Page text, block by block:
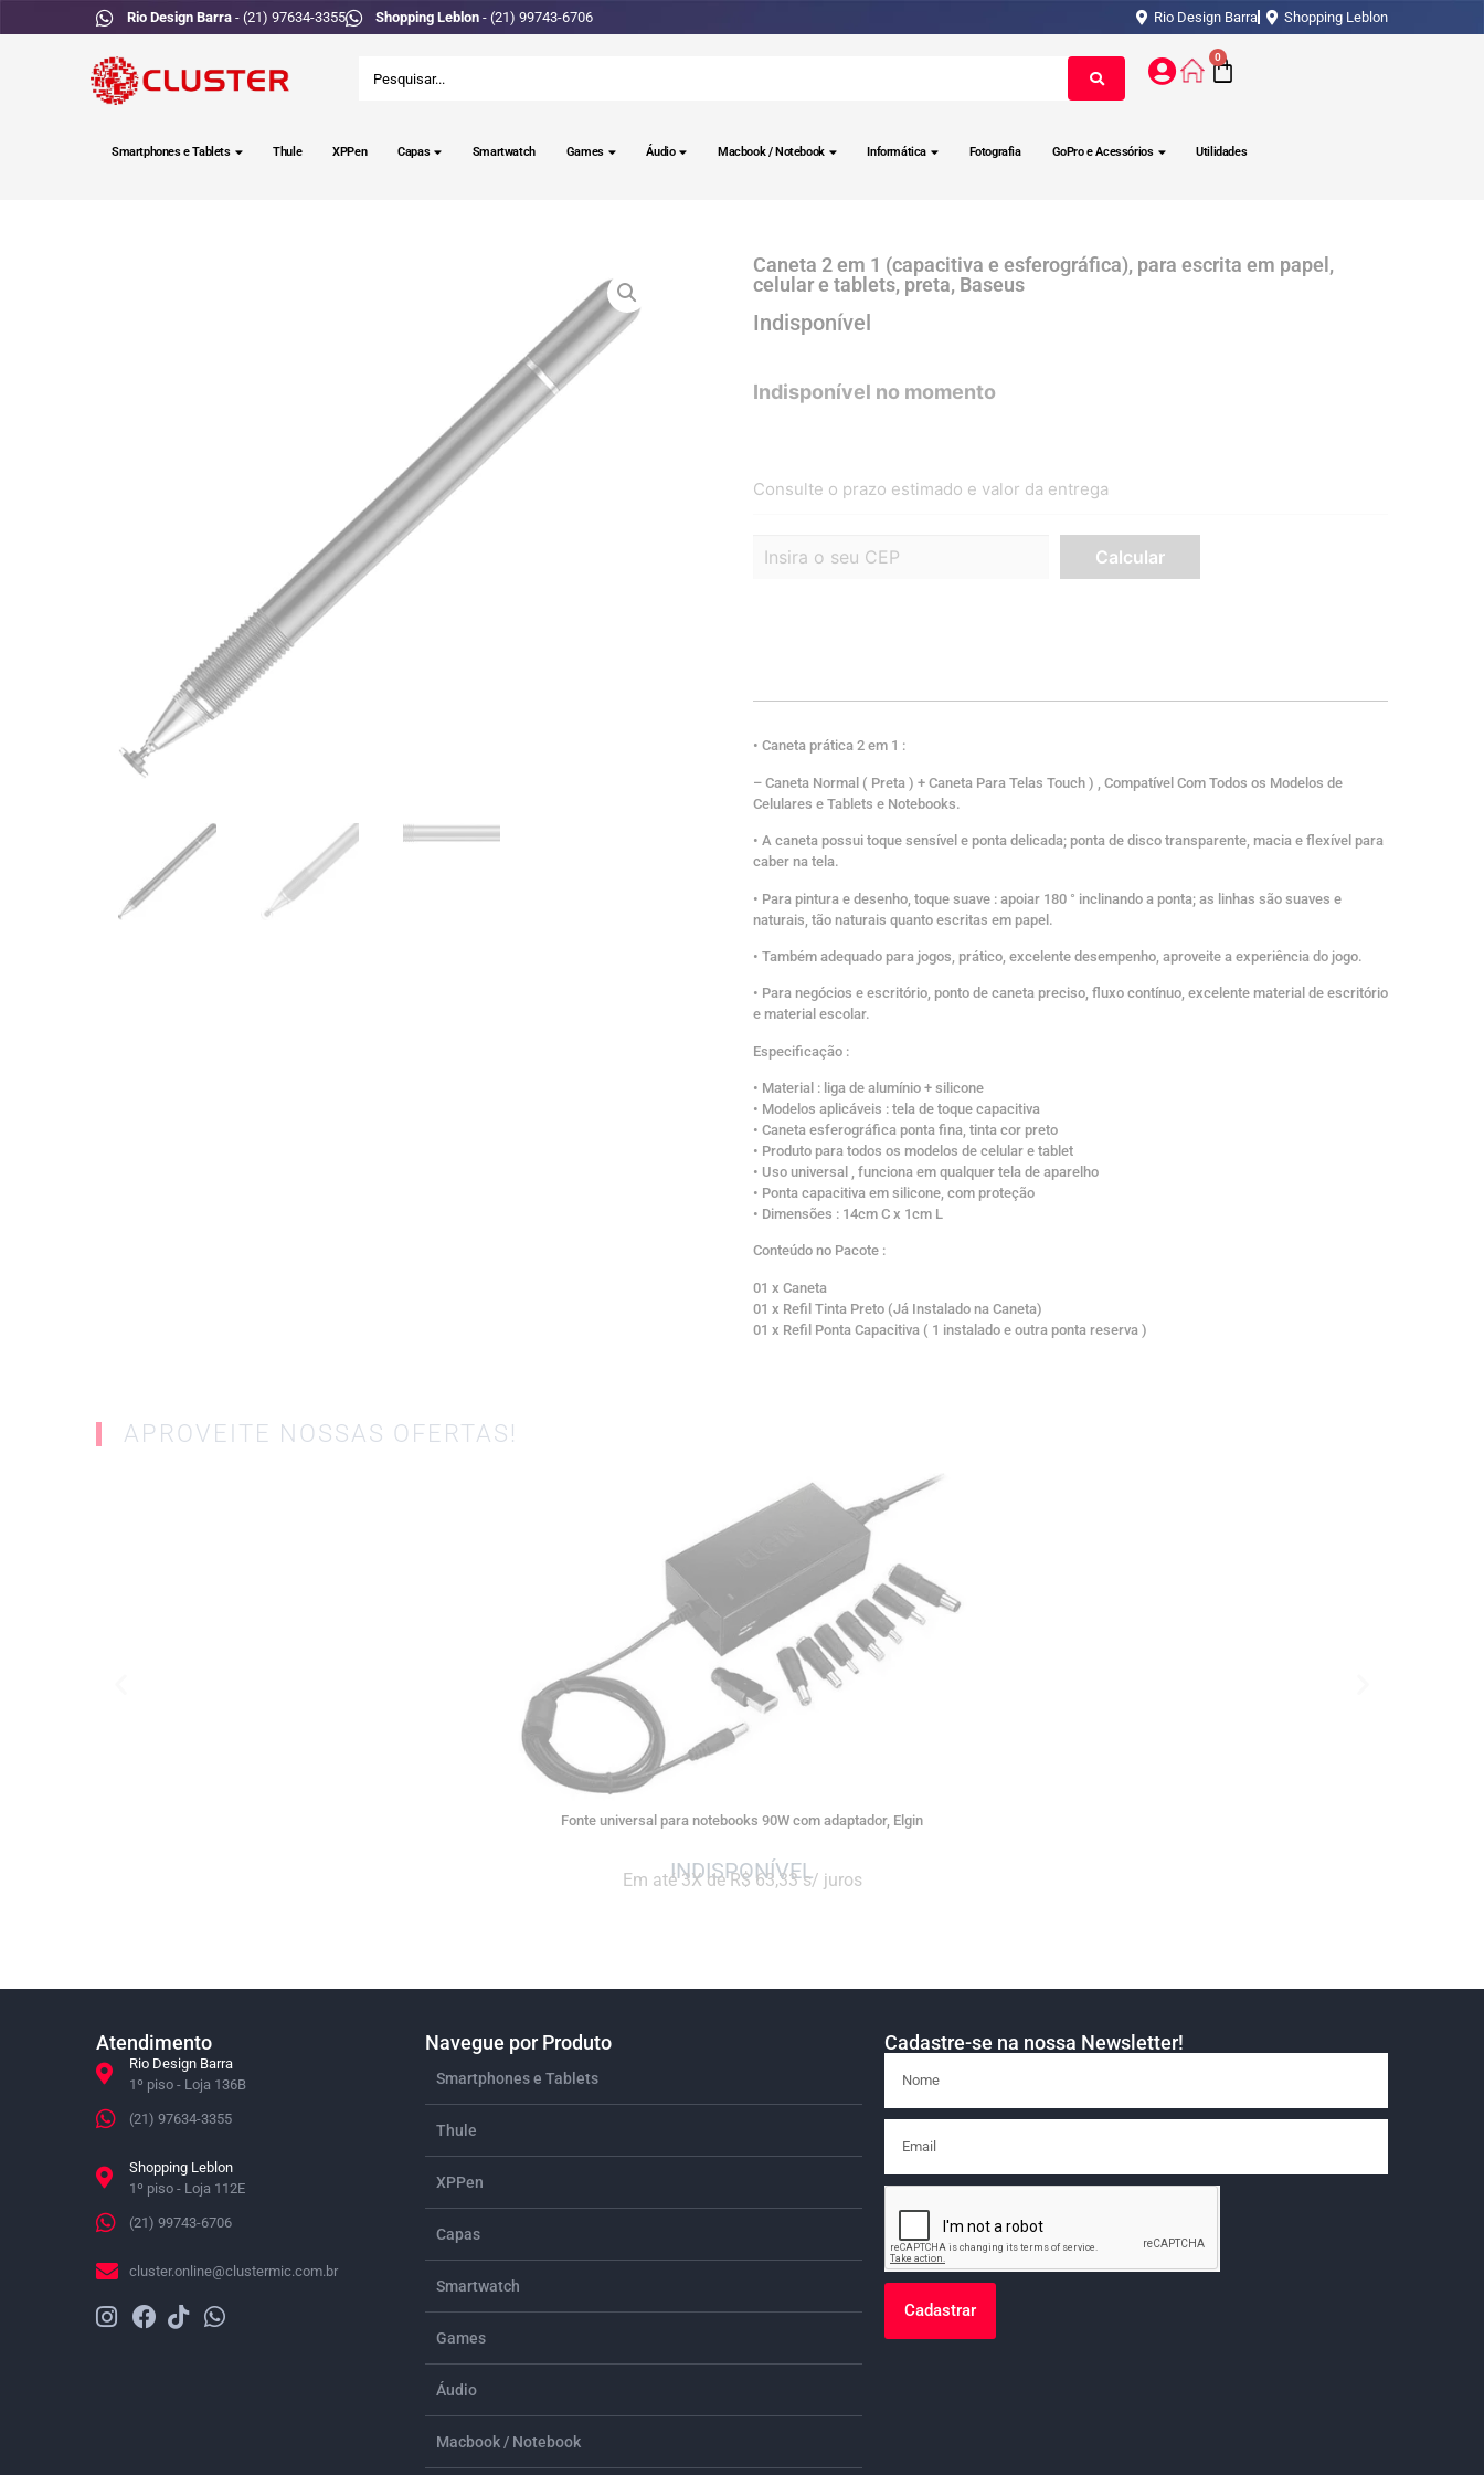
Rio Design Barra- (21) 97634-3355 Shopping Leblon - (21) 99743-6706 Rio Design Barra Shopping Leblon
0
Smartphones e Tablets Thule XPPen Capas Smartwatch Games Áudio Macbook / Notebook Informática Fotografia GoPro e Acessórios Utilidades
Caneta 2 em 1 (capacitiva e esferográfica), para escrita em papel,
celular e tablets, preta, Baseus
Consulte o prazo estimado e valor da entrega
• Caneta prática 2 em 1 :
– Caneta Normal ( Preta ) + Caneta Para Telas Touch ) , Compatível Com Todos os Modelos de
Celulares e Tablets e Notebooks.
• A caneta possui toque sensível e ponta delicada; ponta de disco transparente, macia e flexível para
caber na tela.
• Para pintura e desenho, toque suave : apoiar 180 ° inclinando a ponta; as linhas são suaves e
naturais, tão naturais quanto escritas em papel.
• Também adequado para jogos, prático, excelente desempenho, aproveite a experiência do jogo.
• Para negócios e escritório, ponto de caneta preciso, fluxo contínuo, excelente material de escritório
e material escolar.
Especificação :
• Material : liga de alumínio + silicone
• Modelos aplicáveis : tela de toque capacitiva
• Caneta esferográfica ponta fina, tinta cor preto
• Produto para todos os modelos de celular e tablet
• Uso universal , funciona em qualquer tela de aparelho
• Ponta capacitiva em silicone, com proteção
• Dimensões : 14cm C x 1cm L
Conteúdo no Pacote :
01 x Caneta
01 x Refil Tinta Preto (Já Instalado na Caneta)
01 x Refil Ponta Capacitiva ( 1 instalado e outra ponta reserva )
APROVEITE NOSSAS OFERTAS!
Fonte universal para notebooks 90W com adaptador, Elgin
Em até 3X de R$ 63,33 s/ juros
Atendimento
Rio Design Barra
1º piso - Loja 136B
(21) 97634-3355
Shopping Leblon
1º piso - Loja 112E
(21) 99743-6706
cluster.online@clustermic.com.br
Navegue por Produto
Smartphones e Tablets
Thule
XPPen
Capas
Smartwatch
Games
Áudio
Macbook / Notebook
Cadastre-se na nossa Newsletter!
Cadastrar